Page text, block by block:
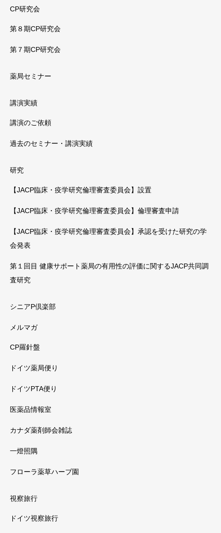
CP研究会
第８期CP研究会
第７期CP研究会
薬局セミナー
講演実績
講演のご依頼
過去のセミナー・講演実績
研究
【JACP臨床・疫学研究倫理審査委員会】設置
【JACP臨床・疫学研究倫理審査委員会】倫理審査申請
【JACP臨床・疫学研究倫理審査委員会】承認を受けた研究の学
会発表
第１回目 健康サポート薬局の有用性の評価に関するJACP共同調
査研究
シニアP倶楽部
メルマガ
CP羅針盤
ドイツ薬局便り
ドイツPTA便り
医薬品情報室
カナダ薬剤師会雑誌
一燈照隅
フローラ薬草ハーブ園
視察旅行
ドイツ視察旅行